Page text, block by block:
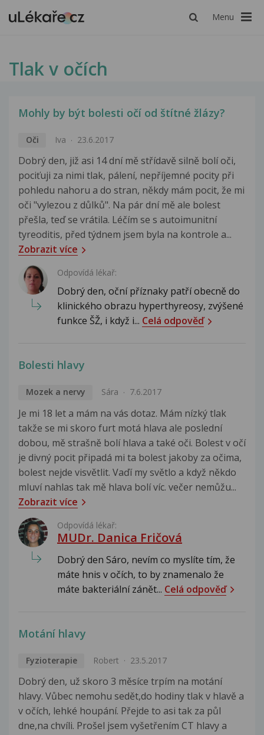
Menu
Tlak v očích
Mohly by být bolesti očí od štítné žlázy?
Oči Iva 23.6.2017
Dobrý den, již asi 14 dní mě střídavě silně bolí oči,
pociťuji za nimi tlak, pálení, nepříjemné pocity při
pohledu nahoru a do stran, někdy mám pocit, že mi
oči "vylezou z důlků". Na pár dní mě ale bolest
přešla, teď se vrátila. Léčím se s autoimunitní
tyreoditis, před týdnem jsem byla na kontrole a...
Zobrazit více
Odpovídá lékař:
Dobrý den, oční příznaky patří obecně do
klinického obrazu hyperthyreosy, zvýšené
funkce ŠŽ, i když i... Celá odpověď
Bolesti hlavy
Mozek a nervy Sára 7.6.2017
Je mi 18 let a mám na vás dotaz. Mám nízký tlak
takže se mi skoro furt motá hlava ale poslední
dobou, mě strašně bolí hlava a také oči. Bolest v očí
je divný pocit připadá mi ta bolest jakoby za očima,
bolest nejde visvětlit. Vaďí my světlo a když někdo
mluví nahlas tak mě hlava bolí víc. večer nemůžu...
Zobrazit více
Odpovídá lékař:
MUDr. Danica Fričová
Dobrý den Sáro, nevím co myslíte tím, že
máte hnis v očích, to by znamenalo že
máte bakteriální zánět... Celá odpověď
Motání hlavy
Fyzioterapie Robert 23.5.2017
Dobrý den, už skoro 3 měsíce trpím na motání
hlavy. Vůbec nemohu sedět,do hodiny tlak v hlavě a
v očích, lehké houpání. Přejde to asi tak za půl
dne,na chvíli. Prošel jsem vyšetřením CT hlavy a